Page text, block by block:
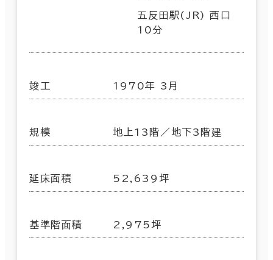
五反田駅(JR) 西口
10分
竣工 1970年 3月
規模 地上13階／地下3階建
延床面積 52,639坪
基準階面積 2,975坪